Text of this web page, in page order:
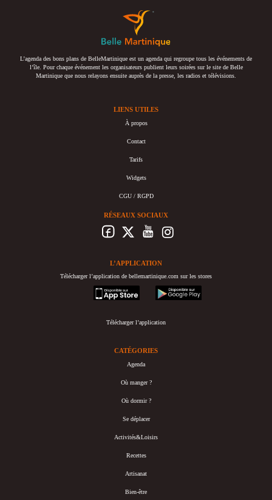
L’agenda des bons plans de BelleMartinique est un agenda qui regroupe tous les événements de
l’île. Pour chaque événement les organisateurs publient leurs soirées sur le site de Belle
Martinique que nous relayons ensuite auprès de la presse, les radios et télévisions.
LIENS UTILES
À propos
Contact
Tarifs
Widgets
CGU / RGPD
RÉSEAUX SOCIAUX
L’APPLICATION
Télécharger l’application de bellemartinique.com sur les stores
appstore
googleplay
Télécharger l’application
CATÉGORIES
Agenda
Où manger ?
Où dormir ?
Se déplacer
Activités&Loisirs
Recettes
Artisanat
Bien-être